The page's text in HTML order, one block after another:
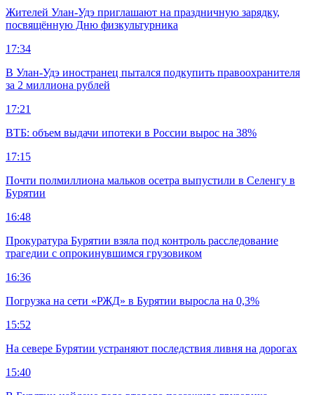
Жителей Улан-Удэ приглашают на праздничную зарядку,
посвящённую Дню физкультурника
17:34
В Улан-Удэ иностранец пытался подкупить правоохранителя
за 2 миллиона рублей
17:21
ВТБ: объем выдачи ипотеки в России вырос на 38%
17:15
Почти полмиллиона мальков осетра выпустили в Селенгу в
Бурятии
16:48
Прокуратура Бурятии взяла под контроль расследование
трагедии с опрокинувшимся грузовиком
16:36
Погрузка на сети «РЖД» в Бурятии выросла на 0,3%
15:52
На севере Бурятии устраняют последствия ливня на дорогах
15:40